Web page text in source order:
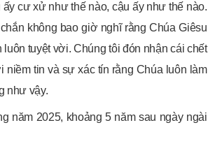
cư xử như thế nào, cậu ấy như thế nào.
không bao giờ nghĩ rằng Chúa Giêsu
tuyệt vời. Chúng tôi đón nhận cái chết
niềm tin và sự xác tín rằng Chúa luôn làm
như vậy.
năm 2025, khoảng 5 năm sau ngày ngài